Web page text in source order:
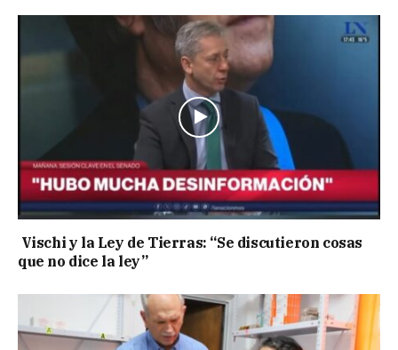
Vischi y la Ley de Tierras: “Se discutieron cosas
que no dice la ley”